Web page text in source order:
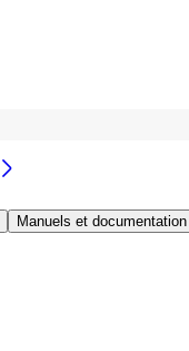
Manuels et documentation